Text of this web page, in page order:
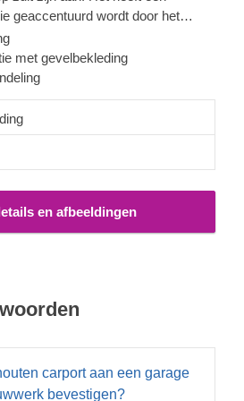
geaccentuurd wordt door het
strakke lijnen. De indeling aan de
ruimte van 49 m², waar u
kunt parkeren, wetende dat u
met SILVIA TRIO!
met gevelbekleding
en afbeeldingen
carport aan een garage
bevestigen?